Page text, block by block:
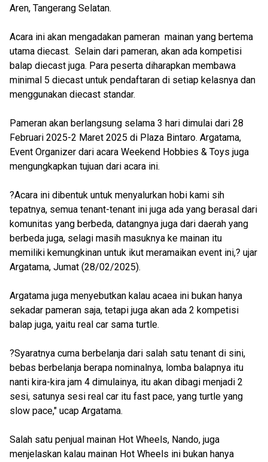
Aren, Tangerang Selatan.
Acara ini akan mengadakan pameran mainan yang bertema
utama diecast. Selain dari pameran, akan ada kompetisi
balap diecast juga. Para peserta diharapkan membawa
minimal 5 diecast untuk pendaftaran di setiap kelasnya dan
menggunakan diecast standar.
Pameran akan berlangsung selama 3 hari dimulai dari 28
Februari 2025-2 Maret 2025 di Plaza Bintaro. Argatama,
Event Organizer dari acara Weekend Hobbies & Toys juga
mengungkapkan tujuan dari acara ini.
?Acara ini dibentuk untuk menyalurkan hobi kami sih
tepatnya, semua tenant-tenant ini juga ada yang berasal dari
komunitas yang berbeda, datangnya juga dari daerah yang
berbeda juga, selagi masih masuknya ke mainan itu
memiliki kemungkinan untuk ikut meramaikan event ini,? ujar
Argatama, Jumat (28/02/2025).
Argatama juga menyebutkan kalau acaea ini bukan hanya
sekadar pameran saja, tetapi juga akan ada 2 kompetisi
balap juga, yaitu real car sama turtle.
?Syaratnya cuma berbelanja dari salah satu tenant di sini,
bebas berbelanja berapa nominalnya, lomba balapnya itu
nanti kira-kira jam 4 dimulainya, itu akan dibagi menjadi 2
sesi, satunya sesi real car itu fast pace, yang turtle yang
slow pace," ucap Argatama.
Salah satu penjual mainan Hot Wheels, Nando, juga
menjelaskan kalau mainan Hot Wheels ini bukan hanya